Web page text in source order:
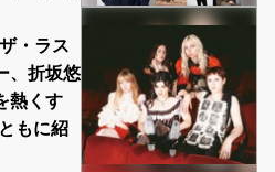
・ラス
、折坂悠
熱くす
もに紹